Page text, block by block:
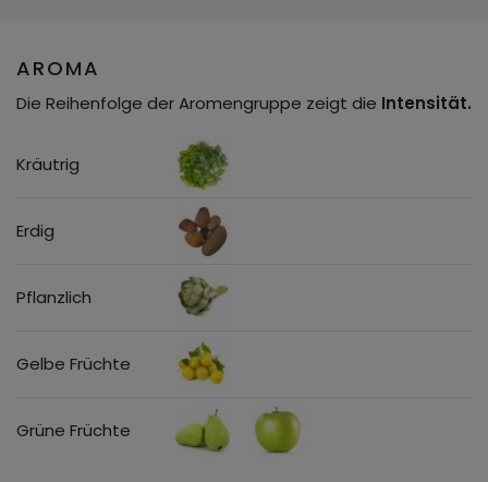
AROMA
Die Reihenfolge der Aromengruppe zeigt die Intensität.
Kräutrig
Erdig
Pflanzlich
Gelbe Früchte
Grüne Früchte